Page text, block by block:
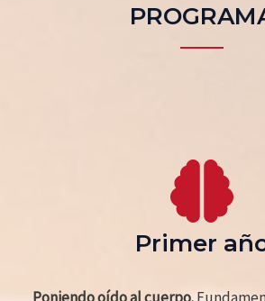
Primer
Poniendo oído al cuerpo.